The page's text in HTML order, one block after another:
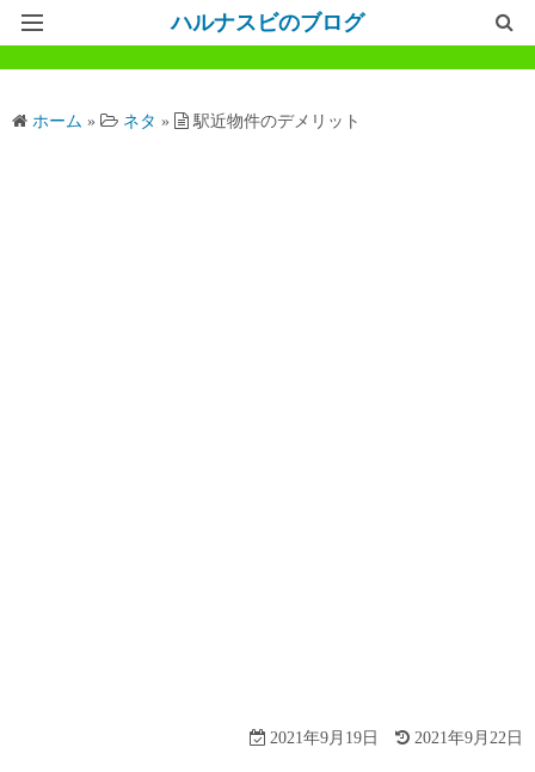
ハルナスビのブログ
記事一覧
ホームページ
ホーム » ネタ » 駅近物件のデメリット
2021年9月19日 2021年9月22日